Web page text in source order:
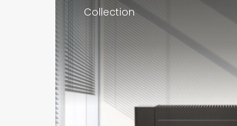
Collection